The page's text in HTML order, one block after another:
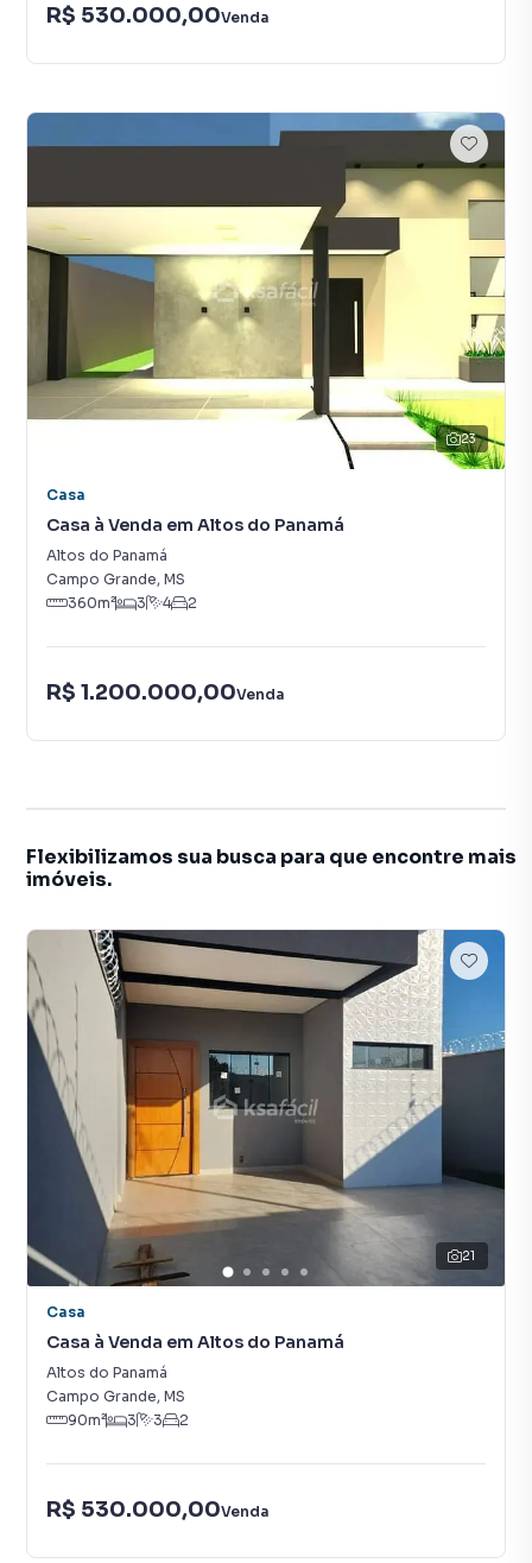
R$ 530.000,00Venda
23
Casa
Casa à Venda em Altos do Panamá
Altos do Panamá
Campo Grande, MS
360m² 3 4 2
R$ 1.200.000,00Venda
Flexibilizamos sua busca para que encontre mais
imóveis.
21
Casa
Casa à Venda em Altos do Panamá
Altos do Panamá
Campo Grande, MS
90m² 3 3 2
R$ 530.000,00Venda